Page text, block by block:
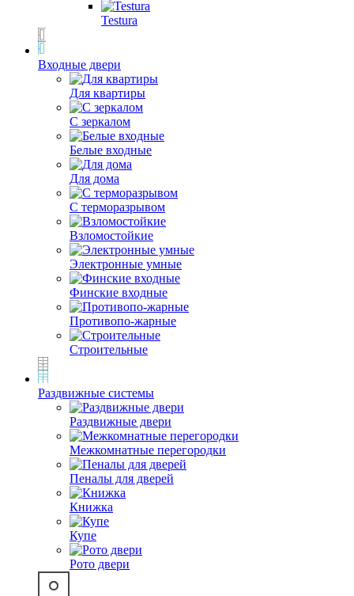
Testura
Входные двери
Для квартиры
С зеркалом
Белые входные
Для дома
С терморазрывом
Взломостойкие
Электронные умные
Финские входные
Противопо-жарные
Строительные
Раздвижные системы
Раздвижные двери
Межкомнатные перегородки
Пеналы для дверей
Книжка
Купе
Рото двери